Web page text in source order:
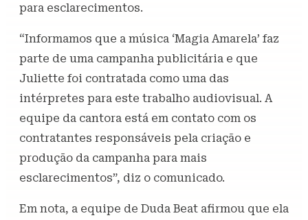
para esclarecimentos.
“Informamos que a música ‘Magia Amarela’ faz
parte de uma campanha publicitária e que
Juliette foi contratada como uma das
intérpretes para este trabalho audiovisual. A
equipe da cantora está em contato com os
contratantes responsáveis pela criação e
produção da campanha para mais
esclarecimentos”, diz o comunicado.
Em nota, a equipe de Duda Beat afirmou que ela